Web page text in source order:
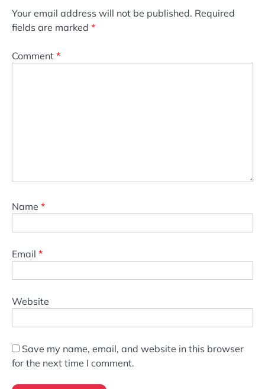
Your email address will not be published. Required
fields are marked *
Comment *
Name *
Email *
Website
Save my name, email, and website in this browser
for the next time I comment.